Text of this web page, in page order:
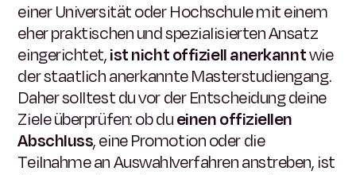
einer Universität oder Hochschule mit einem
eher praktischen und spezialisierten Ansatz
eingerichtet,ist nicht offiziell anerkanntwie
der staatlich anerkannte Masterstudiengang.
Daher solltest du vor der Entscheidung deine
Ziele überprüfen: ob dueinen offiziellen
Abschluss, eine Promotion oder die
Teilnahme an Auswahlverfahren anstreben, ist